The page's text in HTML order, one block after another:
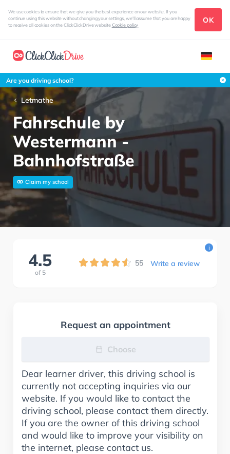
We use cookies to ensure that we give you the best experience on our website. If you
continue using this website without changing your settings, we'll assume that you are happy
to receive all cookies on the ClickClickDrive websiteCookie policy
OK
Are you driving school?
Letmathe
Fahrschule by
Westermann -
Bahnhofstraße
Claim my school
4.5
of 5
55 Write a review
i
Request an appointment
Choose
Dear learner driver, this driving school is
currently not accepting inquiries via our
website. If you would like to contact the
driving school, please contact them directly.
If you are the owner of this driving school
and would like to improve your visibility on
the internet, please contact us.